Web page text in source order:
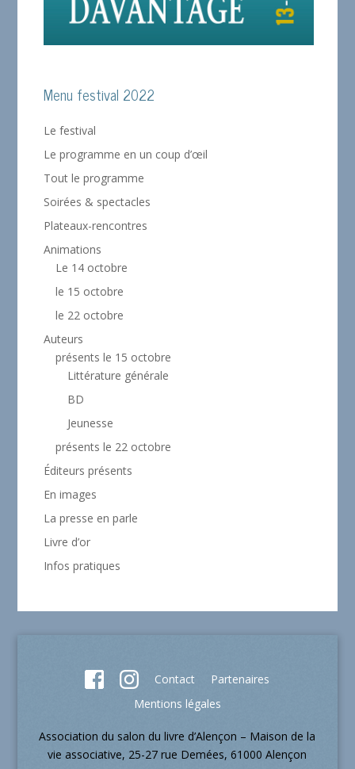
Menu festival 2022
Le festival
Le programme en un coup d’œil
Tout le programme
Soirées & spectacles
Plateaux-rencontres
Animations
Le 14 octobre
le 15 octobre
le 22 octobre
Auteurs
présents le 15 octobre
Littérature générale
BD
Jeunesse
présents le 22 octobre
Éditeurs présents
En images
La presse en parle
Livre d’or
Infos pratiques
Contact
Partenaires
Mentions légales
Association du salon du livre d’Alençon – Maison de la
vie associative, 25-27 rue Demées, 61000 Alençon